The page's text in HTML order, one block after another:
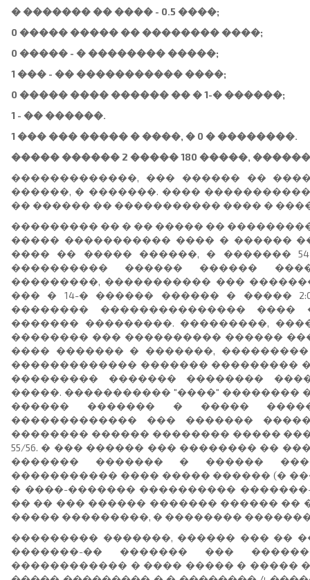
� ������� �� ���� - 0.5 ����;
0 ����� ����� �� �������� ����;
0 ����� - � �������� �����;
1 ��� - �� ����������� ����;
0 ����� ���� ������ �� � 1-� ������;
1 - �� ������.
1 ��� ��� ����� � ����, � 0 � ��������.
����� ������ 2 ����� 180 �����,
�������������, ��� ������ ��
������, � �������. ����
�� ������ �� ����������� ���� �
��������� �� � �� ����� ��
����� ����������� ���� � ������
���� �� ����� ������, � �������
���������� ������ ������
���������, ����������� ���
��� � 14-� ������ ������ � �����
�������� ���������������
������� ���������. ���������,
�������� ��� ���������� ������
���� ������� � �������,
������������� ������� ���������
��������� ������� ��������
�����. ����������� "����" ��������
������ ������� � �����
������������� ��� �������
�������� ������ �������� �����
55/56. � ��� ������ ��� �������� ��
������� ������� � ������
����������� ���� ����� ������ (�
� ����-������� ���������� �������-
�� �� ��� ������ ������� ������ ��
����� ���������, � ��������
��������� �������, ������ ��� ��
�������-�� ������� ���
������������ � ���� ����� � �����